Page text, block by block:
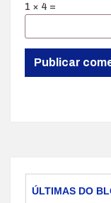
1 × 4 =
ÚLTIMAS DO